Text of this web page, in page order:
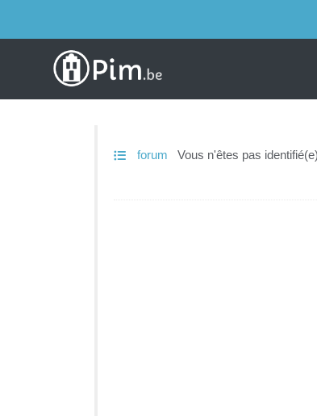
forum Vous n'êtes pas